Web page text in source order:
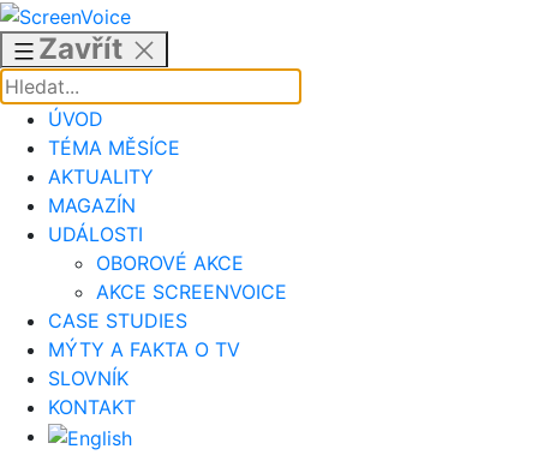
Přejít
obsahu
Zavřít
ÚVOD
TÉMA MĚSÍCE
AKTUALITY
MAGAZÍN
UDÁLOSTI
OBOROVÉ AKCE
AKCE SCREENVOICE
CASE STUDIES
MÝTY A FAKTA O TV
SLOVNÍK
KONTAKT